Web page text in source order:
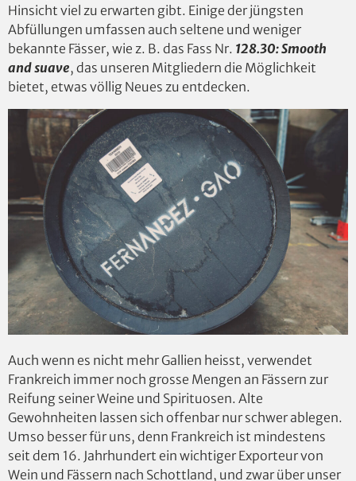
Hinsicht viel zu erwarten gibt. Einige der jüngsten
Abfüllungen umfassen auch seltene und weniger
bekannte Fässer, wie z. B. das Fass Nr. 128.30:Smooth
and suave, das unseren Mitgliedern die Möglichkeit
bietet, etwas völlig Neues zu entdecken.
Auch wenn es nicht mehr Gallien heisst, verwendet
Frankreich immer noch grosse Mengen an Fässern zur
Reifung seiner Weine und Spirituosen. Alte
Gewohnheiten lassen sich offenbar nur schwer ablegen.
Umso besser für uns, denn Frankreich ist mindestens
seit dem 16. Jahrhundert ein wichtiger Exporteur von
Wein und Fässern nach Schottland, und zwar über unser